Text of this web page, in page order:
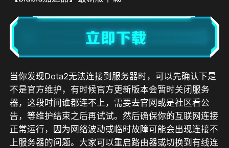
当你发现Dota2无法连接到服务器时，可以先确认下是
不是官方维护，有时候官方更新版本会暂时关闭服务
器，这段时间谁都连不上，需要去官网或是社区看公
告，等维护结束之后再试试。然后确保你的互联网连接
正常运行，因为网络波动或临时故障可能会出现连接不
上服务器的问题。大家可以重启路由器或切换到有线连